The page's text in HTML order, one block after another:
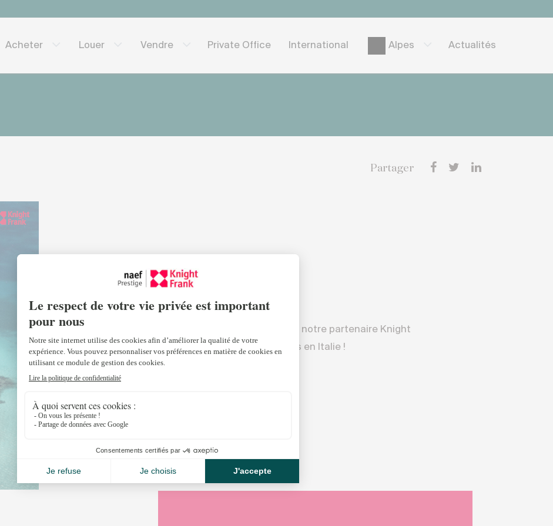
Acheter Louer Vendre Private Office International Alpes Actualités
Partager
Octobre 18, 2016
Découvrez l’édition 2016 du magazine Italian View de notre partenaire Knight
Frank, mettant en évidence les plus belles propriétés en Italie !
Ouvrir magazine